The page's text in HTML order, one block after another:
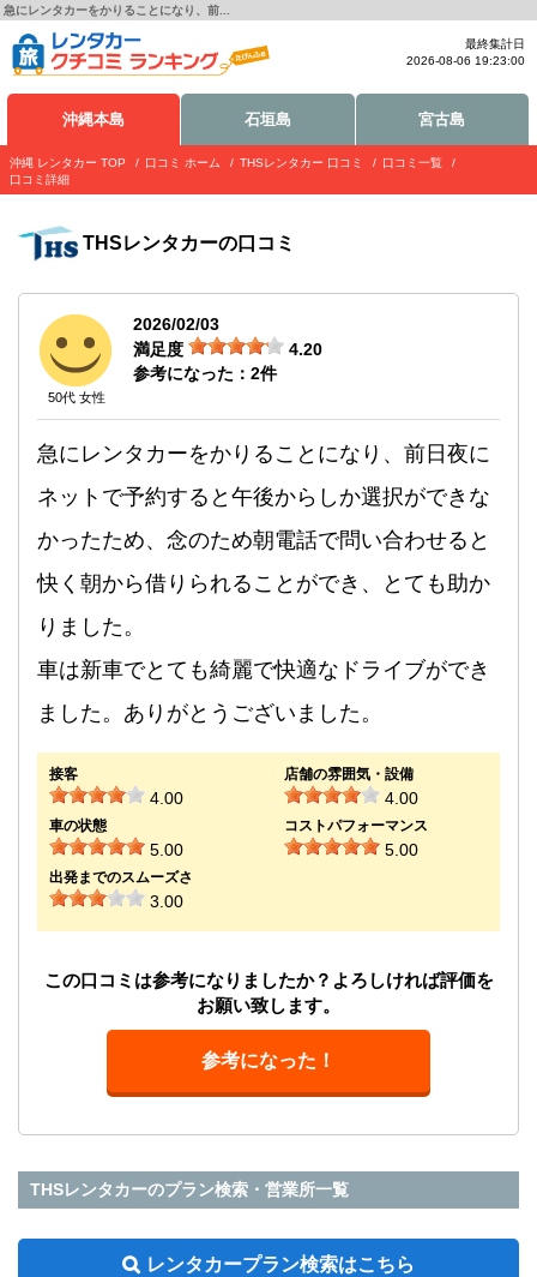
急にレンタカーをかりることになり、前...
最終集計日
2026-08-06 19:23:00
沖縄本島 石垣島 宮古島
沖縄 レンタカー TOP 口コミ ホーム THSレンタカー 口コミ
口コミ一覧
口コミ詳細
THSレンタカーの口コミ
50代 女性
2026/02/03
満足度
4.20
参考になった： 2件
急にレンタカーをかりることになり、前日夜に
ネットで予約すると午後からしか選択ができな
かったため、念のため朝電話で問い合わせると
快く朝から借りられることができ、とても助か
りました。
車は新車でとても綺麗で快適なドライブができ
ました。ありがとうございました。
接客
4.00
店舗の雰囲気・設備
4.00
車の状態
5.00
コストパフォーマンス
5.00
出発までのスムーズさ
3.00
この口コミは参考になりましたか？よろしければ評価を
お願い致します。
参考になった！
THSレンタカーのプラン検索・営業所一覧
レンタカープラン検索はこちら